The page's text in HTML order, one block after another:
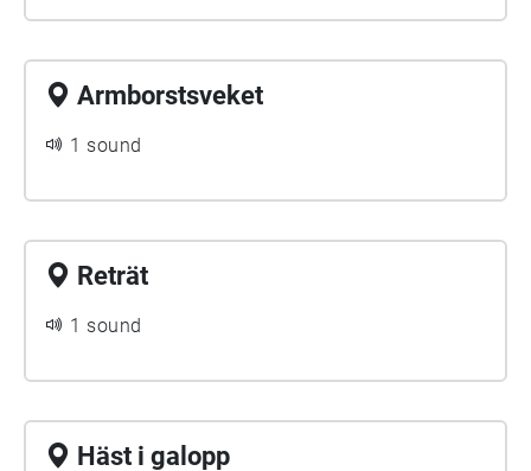
Armborstsveket
1 sound
Reträt
1 sound
Häst i galopp